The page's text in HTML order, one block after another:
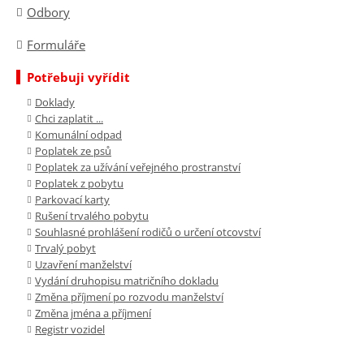
Odbory
Formuláře
Potřebuji vyřídit
Doklady
Chci zaplatit ...
Komunální odpad
Poplatek ze psů
Poplatek za užívání veřejného prostranství
Poplatek z pobytu
Parkovací karty
Rušení trvalého pobytu
Souhlasné prohlášení rodičů o určení otcovství
Trvalý pobyt
Uzavření manželství
Vydání druhopisu matričního dokladu
Změna příjmení po rozvodu manželství
Změna jména a příjmení
Registr vozidel